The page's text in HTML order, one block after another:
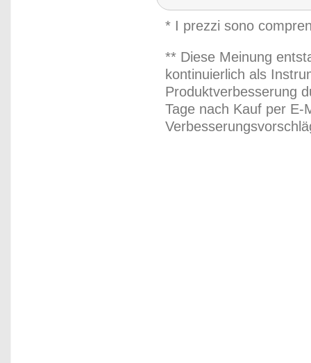
* I prezzi sono
** Diese Meinung
kontinuierlich als
Produktverbesserung
Tage nach Kauf per E-